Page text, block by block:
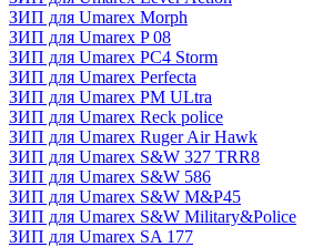
ЗИП для Umarex Morph
ЗИП для Umarex P 08
ЗИП для Umarex PC4 Storm
ЗИП для Umarex Perfecta
ЗИП для Umarex PM ULtra
ЗИП для Umarex Reck police
ЗИП для Umarex Ruger Air Hawk
ЗИП для Umarex S&W 327 TRR8
ЗИП для Umarex S&W 586
ЗИП для Umarex S&W M&P45
ЗИП для Umarex S&W Military&Police
ЗИП для Umarex SA 177